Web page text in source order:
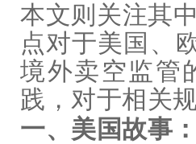
本文则关注其
点对于美国、
境外卖空监管
践，对于相关
一、美国故事